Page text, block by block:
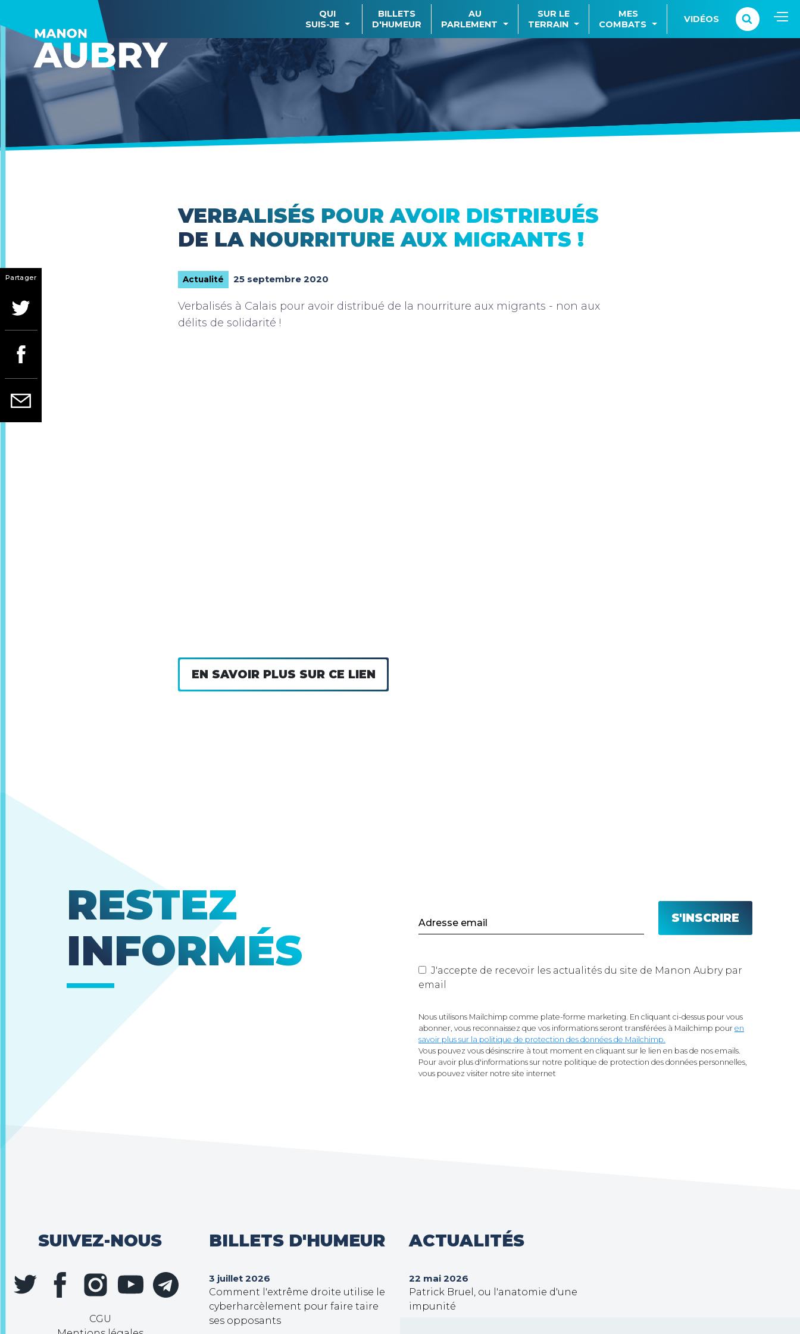
QUI
SUIS-JE
BILLETS
D'HUMEUR
AU
PARLEMENT
SUR LE
TERRAIN
MES
COMBATS
VIDÉOS
Partager
VERBALISÉS POUR AVOIR DISTRIBUÉS
DE LA NOURRITURE AUX MIGRANTS !
Actualité 25 septembre 2020
Verbalisés à Calais pour avoir distribué de la nourriture aux migrants - non aux
délits de solidarité !
EN SAVOIR PLUS SUR CE LIEN
RESTEZ
INFORMÉS
J'accepte de recevoir les actualités du site de Manon Aubry par
email
Nous utilisons Mailchimp comme plate-forme marketing. En cliquant ci-dessus pour vous
abonner, vous reconnaissez que vos informations seront transférées à Mailchimp pour en
savoir plus sur la politique de protection des données de Mailchimp.
Vous pouvez vous désinscrire à tout moment en cliquant sur le lien en bas de nos emails.
Pour avoir plus d'informations sur notre politique de protection des données personnelles,
vous pouvez visiter notre site internet
SUIVEZ-NOUS
CGU
BILLETS D'HUMEUR
3 juillet 2026
Comment l'extrême droite utilise le
cyberharcèlement pour faire taire
ses opposants
ACTUALITÉS
22 mai 2026
Patrick Bruel, ou l'anatomie d'une
impunité